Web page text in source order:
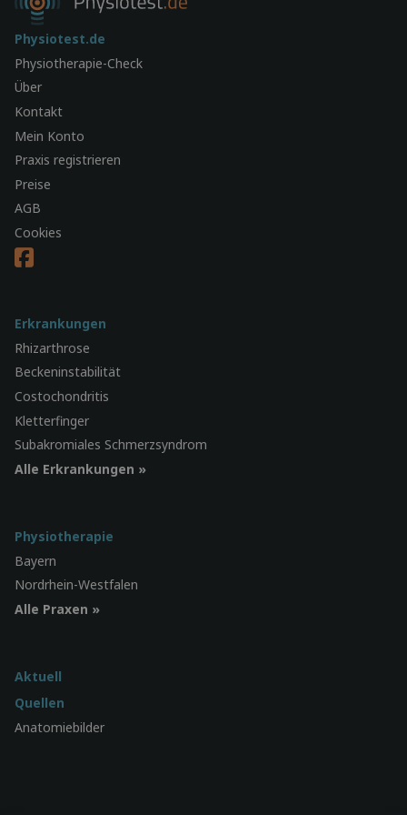
Physiotest.de
Physiotherapie-Check
Über
Kontakt
Mein Konto
Praxis registrieren
Preise
AGB
Cookies
Erkrankungen
Rhizarthrose
Beckeninstabilität
Costochondritis
Kletterfinger
Subakromiales Schmerzsyndrom
Alle Erkrankungen »
Physiotherapie
Bayern
Nordrhein-Westfalen
Alle Praxen »
Aktuell
Quellen
Anatomiebilder